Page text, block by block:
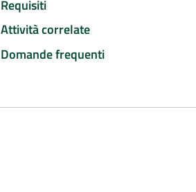
Requisiti
Attività correlate
Domande frequenti